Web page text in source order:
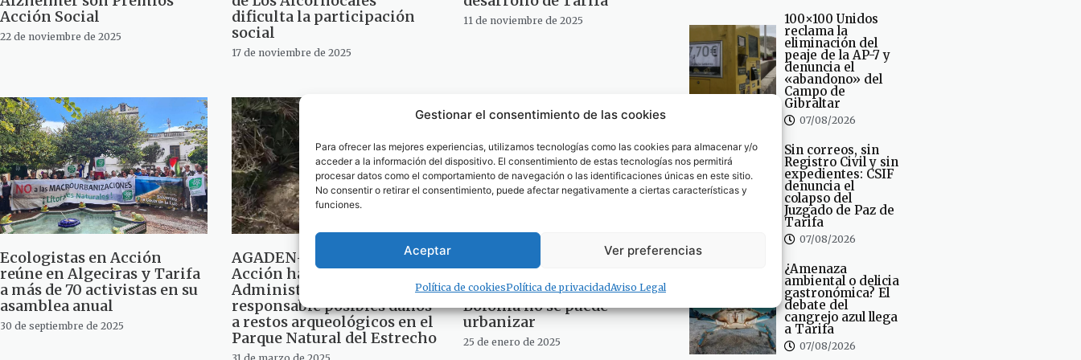
Gestionar el consentimiento de las cookies
Para ofrecer las mejores experiencias, utilizamos tecnologías como las cookies para almacenar y/o
acceder a la información del dispositivo. El consentimiento de estas tecnologías nos permitirá
procesar datos como el comportamiento de navegación o las identificaciones únicas en este sitio.
No consentir o retirar el consentimiento, puede afectar negativamente a ciertas características y
funciones.
Aceptar Ver preferencias
Política de cookiesPolítica de privacidadAviso Legal
Acción Social
22 de noviembre de 2025
dificulta la participación
social
17 de noviembre de 2025
11 de noviembre de 2025
Ecologistas en Acción
reúne en Algeciras y Tarifa
a más de 70 activistas en su
asamblea anual
30 de septiembre de 2025
AGADEN-Ecologistas en
Acción ha notificado a la
Administración
responsable posibles daños
a restos arqueológicos en el
Parque Natural del Estrecho
AGADEN-Ecologistas en
Acción advierte que la finca
adquirida por Altanea en
Bolonia no se puede
urbanizar
25 de enero de 2025
100×100 Unidos
reclama la
eliminación del
peaje de la AP-7 y
denuncia el
«abandono» del
Campo de
Gibraltar
07/08/2026
Sin correos, sin
Registro Civil y sin
expedientes: CSIF
denuncia el
colapso del
Juzgado de Paz de
Tarifa
07/08/2026
¿Amenaza
ambiental o delicia
gastronómica? El
debate del
cangrejo azul llega
a Tarifa
07/08/2026